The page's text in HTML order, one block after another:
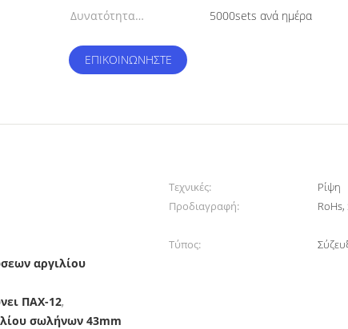
Δυνατότητα
5000sets ανά ημέρα
ΕΠΙΚΟΙΝΩΝΉΣΤΕ
Τεχνικές:
Ρίψη
Προδιαγραφή: RoHs,
Τύπος:
αργιλίου
ΠΑΧ-12,
σωλήνων 43mm